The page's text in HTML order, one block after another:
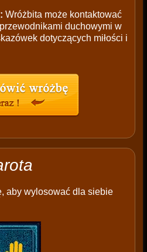
Wróżbita może kontaktować
duchowymi w
dotyczących miłości i
aby wylosować dla siebie